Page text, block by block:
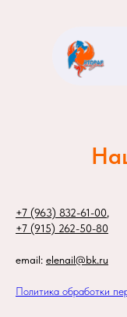
+7 (963) 832-61-00,
+7 (915) 262-50-80
email: elenail@bk.ru
Политика обработки